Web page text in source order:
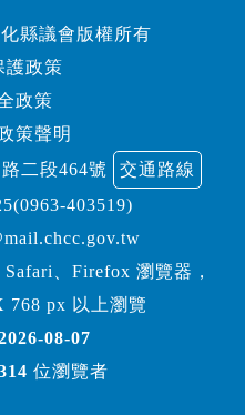
縣議會版權所有
護政策
政策
策聲明
二段464號
交通路線
403519)
、Firefox 瀏覽器，
768 px 以上瀏覽
08-07
位瀏覽者